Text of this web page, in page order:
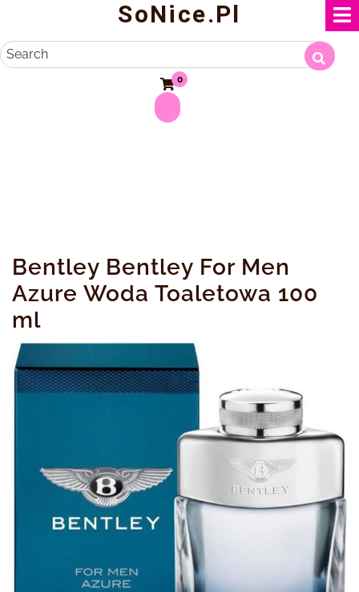
content
SoNice.pl
Search
0
Bentley Bentley For Men
Azure Woda Toaletowa 100
ml